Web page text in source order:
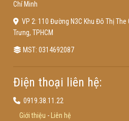
Chí Minh
VP 2: 110 Đường N3C Khu Đô Thị The
Trưng, TPHCM
MST: 0314692087
Điện thoại liên hệ:
0919.38.11.22
Giới thiệu -
Liên hệ